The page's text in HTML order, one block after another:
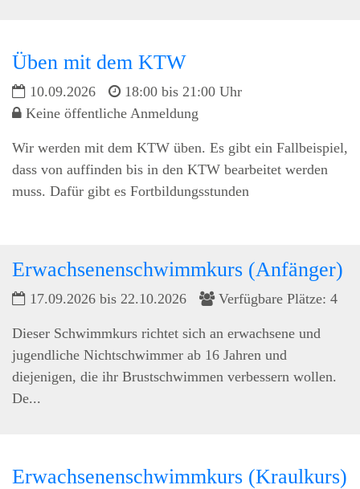
Üben mit dem KTW
10.09.2026
18:00 bis 21:00 Uhr
Keine öffentliche Anmeldung
Wir werden mit dem KTW üben. Es gibt ein Fallbeispiel,
dass von auffinden bis in den KTW bearbeitet werden
muss. Dafür gibt es Fortbildungsstunden
Erwachsenenschwimmkurs (Anfänger)
17.09.2026 bis 22.10.2026 Verfügbare Plätze: 4
Dieser Schwimmkurs richtet sich an erwachsene und
jugendliche Nichtschwimmer ab 16 Jahren und
diejenigen, die ihr Brustschwimmen verbessern wollen.
De...
Erwachsenenschwimmkurs (Kraulkurs)